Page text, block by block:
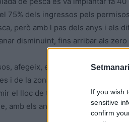
If you wish
sensitive
confirm
75% dels ingressos pels
però amb l pas dels anys i els
disminuint, fins arribar als
afegeix, es destinaven a
i de la zona d’esbarjo que es va
el lloc de treball del guàrdia i
amb els anys, «s’ha traduït en